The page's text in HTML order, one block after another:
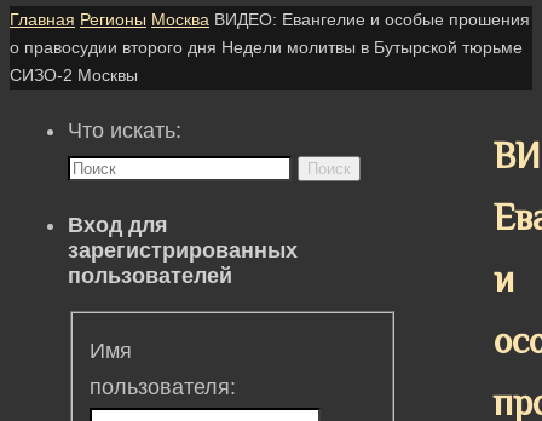
Главная Регионы Москва ВИДЕО: Евангелие и особые прошения
о правосудии второго дня Недели молитвы в Бутырской тюрьме
СИЗО-2 Москвы
и
Что искать:
Поиск
Вход для
зарегистрированных
пользователей
Имя
пользователя: